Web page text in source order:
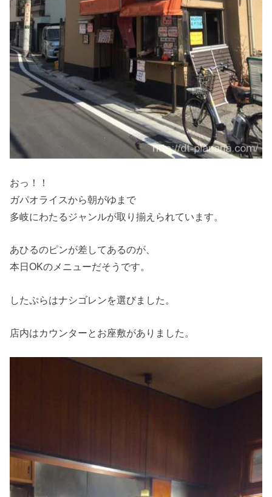
おっ！！
ガパオライスから朝がゆまで
多岐にわたるジャンルが取り揃えられています。
あひるのピンが差してあるのが、
本日OKのメニューだそうです。
したぷらはナシゴレンを選びました。
店内はカウンターとお座敷がありました。